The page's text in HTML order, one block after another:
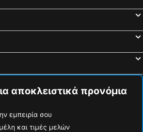
αποκλειστικά προνόμια
εμπειρία σου
και τιμές μελών